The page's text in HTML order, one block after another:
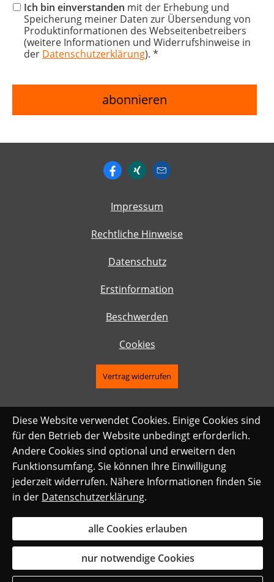
Ich bin einverstanden mit der Erhebung und
Speicherung meiner Daten zur Übersendung von
Produktinformationen des Webseitenbetreibers
(weitere Informationen und Widerrufshinweise in
der Datenschutzerklärung). *
Impressum
Rechtliche Hinweise
Datenschutz
Erstinformation
Beschwerden
Cookies
Vertrag widerrufen
Diese Website verwendet Cookies. Einige Cookies sind
für den Betrieb der Website unbedingt erforderlich.
Andere Cookies sind optional und erweitern den
Funktionsumfang. Sie können Ihre Einwilligung
jederzeit widerrufen. Nähere Informationen finden Sie
in der Datenschutzerklärung.
alle Cookies erlauben
nur notwendige Cookies